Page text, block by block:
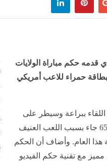
سعر جرام الذهب صباح اليوم
قدمه حكم مباراة الولايات
بطاقة حمراء للاعب أمريكي
ببراعة وسيطر على
مجرياته، مشيرًا إلى أن الطرد في الدقيقة 65 جاء بسبب اللعب العنيف
العام. وأضاف أن الحكم
مع تقنية حكم الفيديو